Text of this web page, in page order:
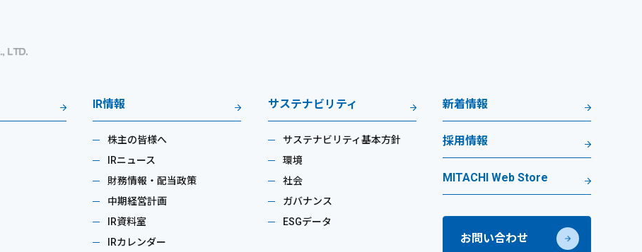
IR情報
株主の皆様へ
IRニュース
財務情報・配当政策
中期経営計画
IR資料室
IRカレンダー
サステナビリティ
サステナビリティ基本方針
環境
社会
ガバナンス
ESGデータ
新着情報
採用情報
MITACHI Web Store
お問い合わせ